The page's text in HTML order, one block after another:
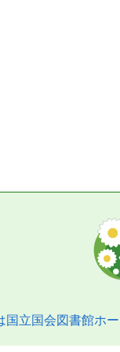
国立国会図書館ホ